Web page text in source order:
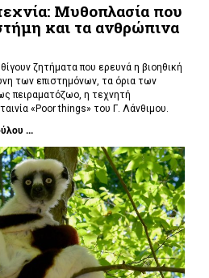
Μυθοπλασία που
και τα ανθρώπινα
ζητήματα που ερευνά η βιοηθική
των επιστημόνων, τα όρια των
πειραματόζωο, η τεχνητή
«Poor things» του Γ. Λάνθιμου.
...